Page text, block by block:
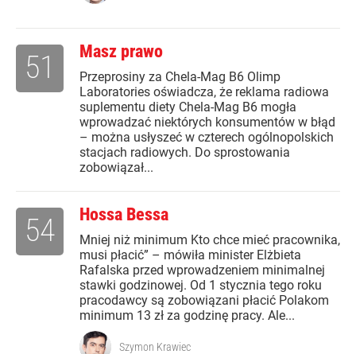
Masz prawo
Przeprosiny za Chela-Mag B6 Olimp
Laboratories oświadcza, że reklama radiowa
suplementu diety Chela-Mag B6 mogła
wprowadzać niektórych konsumentów w błąd
– można usłyszeć w czterech ogólnopolskich
stacjach radiowych. Do sprostowania
zobowiązał...
51
Hossa Bessa
Mniej niż minimum Kto chce mieć pracownika,
musi płacić” – mówiła minister Elżbieta
Rafalska przed wprowadzeniem minimalnej
stawki godzinowej. Od 1 stycznia tego roku
pracodawcy są zobowiązani płacić Polakom
minimum 13 zł za godzinę pracy. Ale...
54
Szymon Krawiec